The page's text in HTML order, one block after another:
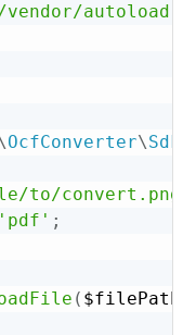
OcfConverter\Sdk
to/
'pdf' ;
( $filePath